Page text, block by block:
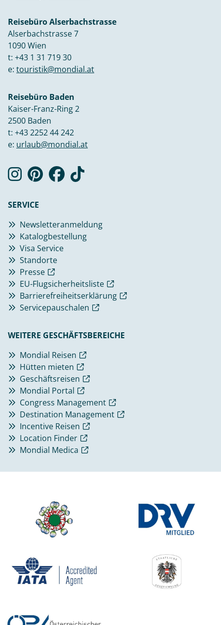
Reisebüro Alserbachstrasse
Alserbachstrasse 7
1090 Wien
t: +43 1 31 719 30
e: touristik@mondial.at
Reisebüro Baden
Kaiser-Franz-Ring 2
2500 Baden
t: +43 2252 44 242
e: urlaub@mondial.at
SERVICE
Newsletteranmeldung
Katalogbestellung
Visa Service
Standorte
Presse
EU-Flugsicherheitsliste
Barrierefreiheitserklärung
Servicepauschalen
WEITERE GESCHÄFTSBEREICHE
Mondial Reisen
Hütten mieten
Geschäftsreisen
Mondial Portal
Congress Management
Destination Management
Incentive Reisen
Location Finder
Mondial Medica